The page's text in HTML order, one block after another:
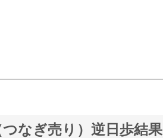
なぎ売り）逆日歩結果